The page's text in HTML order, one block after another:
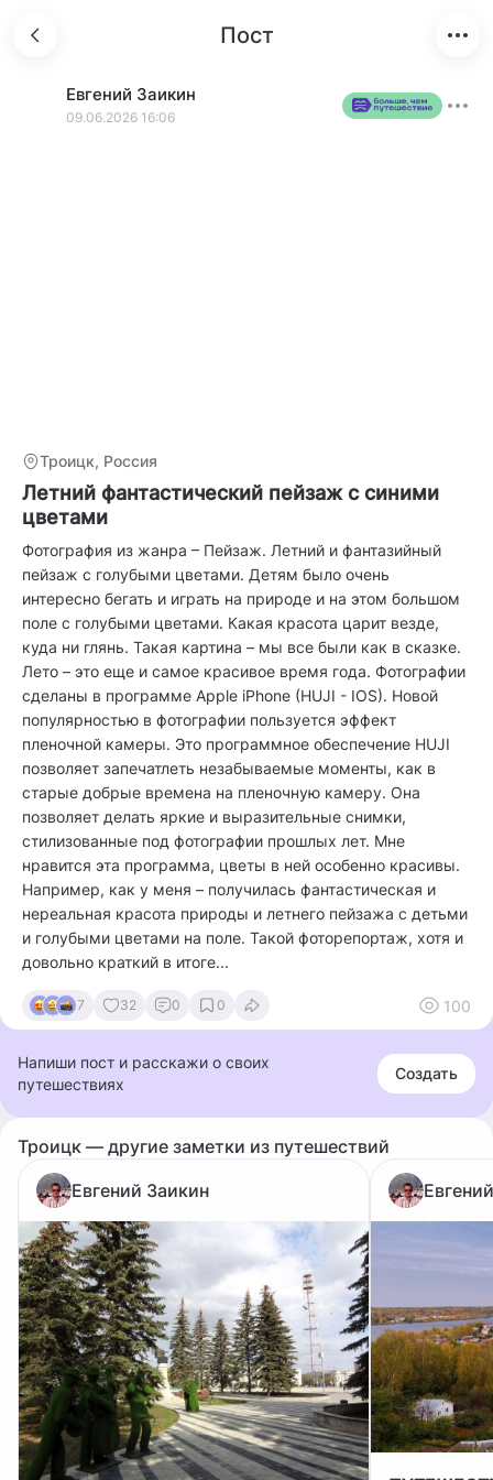
Пост
Евгений Заикин
09.06.2026 16:06
Троицк, Россия
Летний фантастический пейзаж с синими
цветами
Фотография из жанра – Пейзаж. Летний и фантазийный
пейзаж с голубыми цветами. Детям было очень
интересно бегать и играть на природе и на этом большом
поле с голубыми цветами. Какая красота царит везде,
куда ни глянь. Такая картина – мы все были как в сказке.
Лето – это еще и самое красивое время года. Фотографии
сделаны в программе Apple iPhone (HUJI - IOS). Новой
популярностью в фотографии пользуется эффект
пленочной камеры. Это программное обеспечение HUJI
позволяет запечатлеть незабываемые моменты, как в
старые добрые времена на пленочную камеру. Она
позволяет делать яркие и выразительные снимки,
стилизованные под фотографии прошлых лет. Мне
нравится эта программа, цветы в ней особенно красивы.
Например, как у меня – получилась фантастическая и
нереальная красота природы и летнего пейзажа с детьми
и голубыми цветами на поле. Такой фоторепортаж, хотя и
довольно краткий в итоге...
7 32 0 0 100
Напиши пост и расскажи о своих
путешествиях
Создать
Троицк — другие заметки из путешествий
Евгений Заикин